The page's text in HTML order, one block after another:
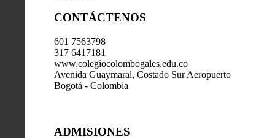
CONTÁCTENOS
601 7563798
317 6417181
www.colegiocolombogales.edu.co
Avenida Guaymaral, Costado Sur Aeropuerto
Bogotá - Colombia
ADMISIONES